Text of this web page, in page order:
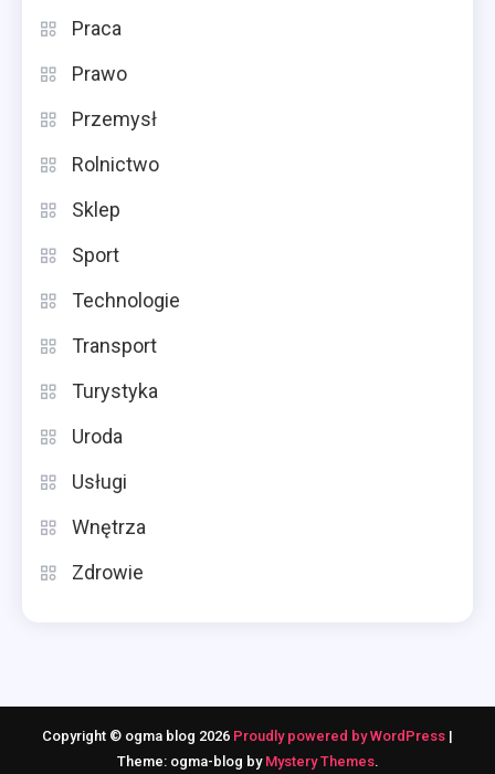
Praca
Prawo
Przemysł
Rolnictwo
Sklep
Sport
Technologie
Transport
Turystyka
Uroda
Usługi
Wnętrza
Zdrowie
Copyright © ogma blog 2026 Proudly powered by WordPress |
Theme: ogma-blog by Mystery Themes.